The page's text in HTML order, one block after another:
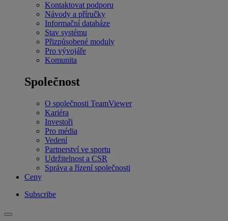
Kontaktovat podporu
Návody a příručky
Informační databáze
Stav systému
Přizpůsobené moduly
Pro vývojáře
Komunita
Společnost
O společnosti TeamViewer
Kariéra
Investoři
Pro média
Vedení
Partnerství ve sportu
Udržitelnost a CSR
Správa a řízení společnosti
Ceny
Subscribe